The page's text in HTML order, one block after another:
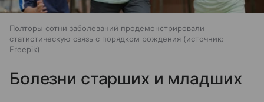
Полторы сотни заболеваний продемонстрировали
статистическую связь с порядком рождения
источник:
Freepik
Болезни старших и младших